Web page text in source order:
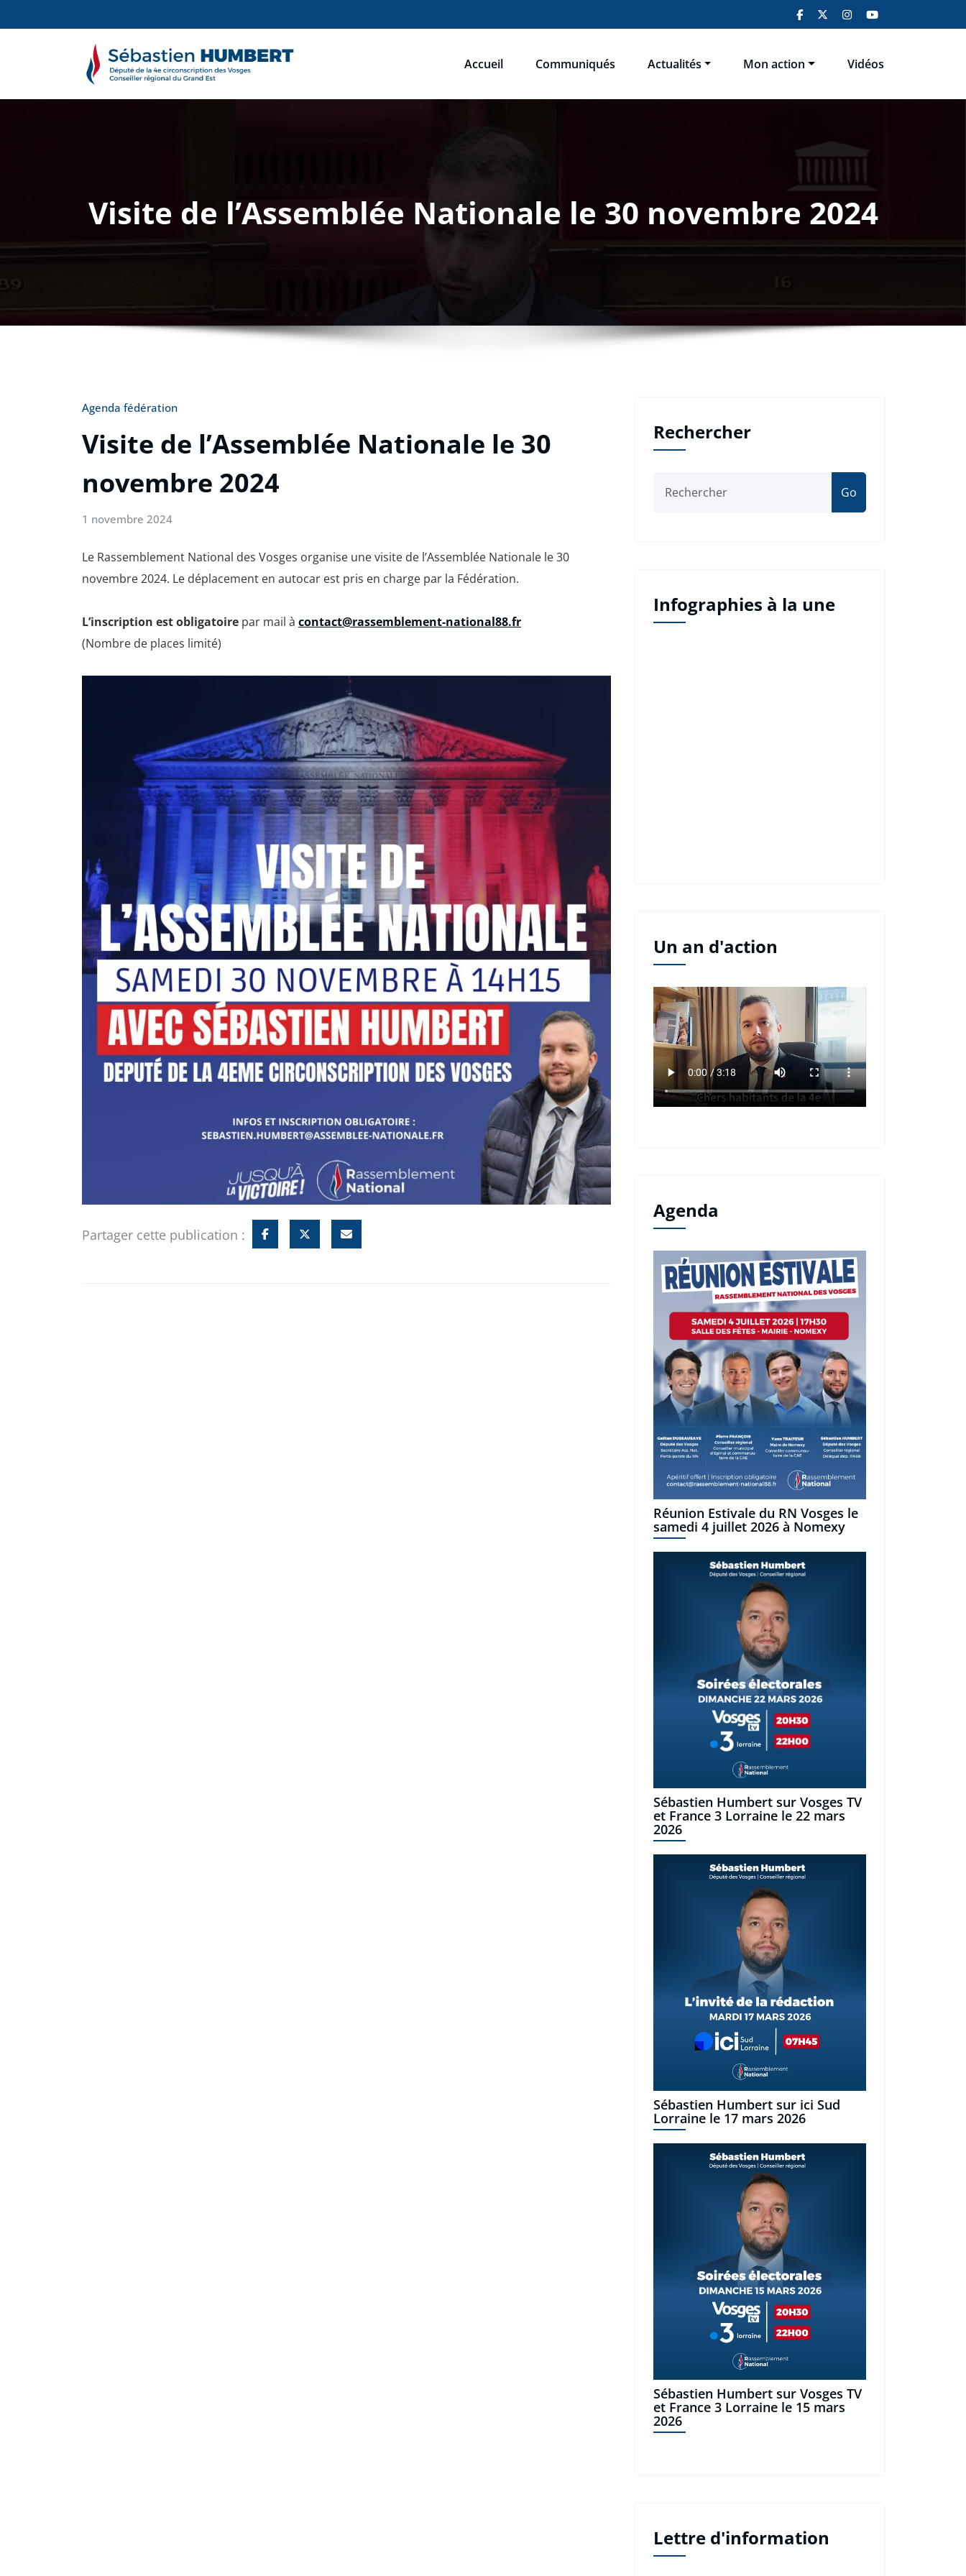
au
Sébastien Humbert
Accueil Communiqués Actualités Mon action Vidéos
Visite de l’Assemblée Nationale le 30 novembre 2024
Agenda fédération
Visite de l’Assemblée Nationale le 30
novembre 2024
1 novembre 2024
Le Rassemblement National des Vosges organise une visite de l’Assemblée Nationale le 30
novembre 2024. Le déplacement en autocar est pris en charge par la Fédération.
L’inscription est obligatoire par mail à contact@rassemblement-national88.fr
(Nombre de places limité)
Partager cette publication :
Rechercher
Go
Infographies à la une
Un an d'action
Agenda
Réunion Estivale du RN Vosges le
samedi 4 juillet 2026 à Nomexy
Sébastien Humbert sur Vosges TV
et France 3 Lorraine le 22 mars
2026
Sébastien Humbert sur ici Sud
Lorraine le 17 mars 2026
Sébastien Humbert sur Vosges TV
et France 3 Lorraine le 15 mars
2026
Lettre d'information